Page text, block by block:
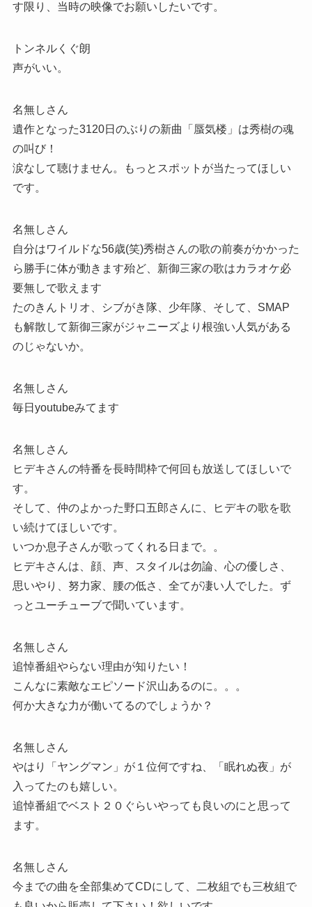
す限り、当時の映像でお願いしたいです。
トンネルくぐ朗
声がいい。
名無しさん
遺作となった3120日のぶりの新曲「蜃気楼」は秀樹の魂
の叫び！
涙なして聴けません。もっとスポットが当たってほしい
です。
名無しさん
自分はワイルドな56歳(笑)秀樹さんの歌の前奏がかかった
ら勝手に体が動きます殆ど、新御三家の歌はカラオケ必
要無しで歌えます
たのきんトリオ、シブがき隊、少年隊、そして、SMAP
も解散して新御三家がジャニーズより根強い人気がある
のじゃないか。
名無しさん
毎日youtubeみてます
名無しさん
ヒデキさんの特番を長時間枠で何回も放送してほしいで
す。
そして、仲のよかった野口五郎さんに、ヒデキの歌を歌
い続けてほしいです。
いつか息子さんが歌ってくれる日まで。。
ヒデキさんは、顔、声、スタイルは勿論、心の優しさ、
思いやり、努力家、腰の低さ、全てが凄い人でした。ず
っとユーチューブで聞いています。
名無しさん
追悼番組やらない理由が知りたい！
こんなに素敵なエピソード沢山あるのに。。。
何か大きな力が働いてるのでしょうか？
名無しさん
やはり「ヤングマン」が１位何ですね、「眠れぬ夜」が
入ってたのも嬉しい。
追悼番組でベスト２０ぐらいやっても良いのにと思って
ます。
名無しさん
今までの曲を全部集めてCDにして、二枚組でも三枚組で